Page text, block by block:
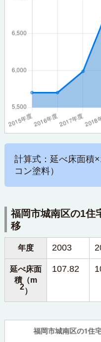
計算式：延べ床面積
コン塗料）
福岡市城南区の1住
移
年度 2003
延べ床面
積（m
2）
107.82